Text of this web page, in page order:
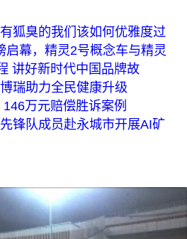
狐臭的我们该如何优雅度过
启幕，精灵2号概念车与精灵
讲好新时代中国品牌故
瑞助力全民健康升级
万元赔偿胜诉案例
锋队成员赴永城市开展AI矿